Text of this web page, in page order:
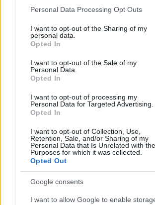
Please note that this website/app uses one
not limited to your visit or usage behaviour.
grant or deny consent to Google and its
use your data for below specified purposes
consent section.
Personal Data Processing Opt Outs
I want to opt-out of the Sharing of my
personal data.
Opted In
I want to opt-out of the Sale of my
Personal Data.
Opted In
I want to opt-out of processing my
Personal Data for Targeted Advertising.
Opted In
I want to opt-out of Collection, Use,
Retention, Sale, and/or Sharing of my
Personal Data that Is Unrelated with the
Purposes for which it was collected.
Opted Out
Google consents
I want to allow Google to enable
θα παρουσιάσει ο Αλέξης
Θεσσαλονίκη: Σχέδιο
ΕΛΑΣ: Ο Αλέξης Δέδες ο
υποψήφιος βουλευτής του
Από τα διοικητικά της ΑΕΚ
σκηνή
Σούπερ μάρκετ: Νέες
916 προϊόντα στην εθνική
ανάμεσά τους 130 σχολικά
Ελλάδα:
άρθρα